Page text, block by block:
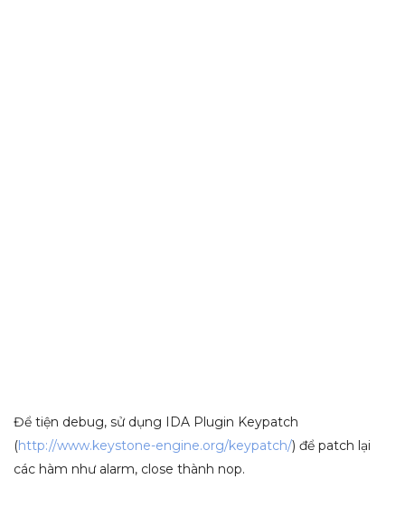
Để tiện debug, sử dụng IDA Plugin Keypatch
(http://www.keystone-engine.org/keypatch/) để patch lại
các hàm như alarm, close thành nop.